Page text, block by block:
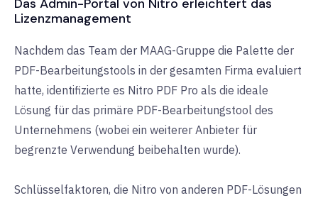
Das Admin-Portal von Nitro erleichtert das
Lizenzmanagement
Nachdem das Team der MAAG-Gruppe die Palette der
PDF-Bearbeitungstools in der gesamten Firma evaluiert
hatte, identifizierte es Nitro PDF Pro als die ideale
Lösung für das primäre PDF-Bearbeitungstool des
Unternehmens (wobei ein weiterer Anbieter für
begrenzte Verwendung beibehalten wurde).
Schlüsselfaktoren, die Nitro von anderen PDF-Lösungen